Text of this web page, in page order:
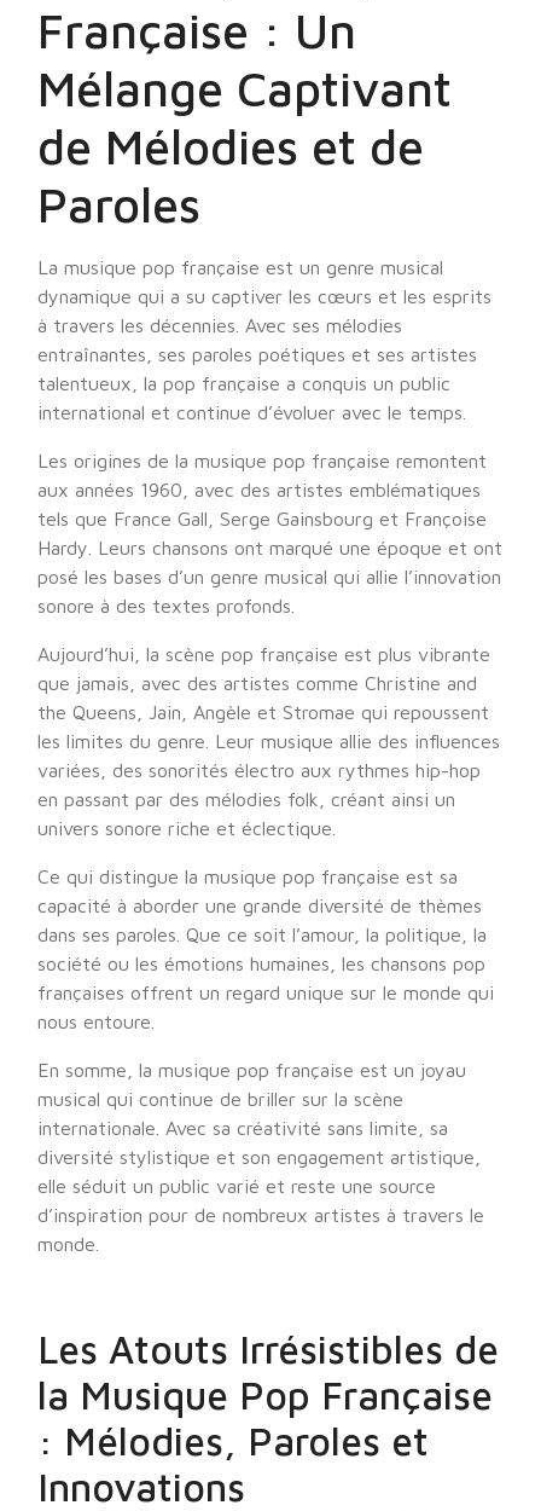
Française : Un
Mélange Captivant
de Mélodies et de
Paroles
La musique pop française est un genre musical
dynamique qui a su captiver les cœurs et les esprits
à travers les décennies. Avec ses mélodies
entraînantes, ses paroles poétiques et ses artistes
talentueux, la pop française a conquis un public
international et continue d’évoluer avec le temps.
Les origines de la musique pop française remontent
aux années 1960, avec des artistes emblématiques
tels que France Gall, Serge Gainsbourg et Françoise
Hardy. Leurs chansons ont marqué une époque et ont
posé les bases d’un genre musical qui allie l’innovation
sonore à des textes profonds.
Aujourd’hui, la scène pop française est plus vibrante
que jamais, avec des artistes comme Christine and
the Queens, Jain, Angèle et Stromae qui repoussent
les limites du genre. Leur musique allie des influences
variées, des sonorités électro aux rythmes hip-hop
en passant par des mélodies folk, créant ainsi un
univers sonore riche et éclectique.
Ce qui distingue la musique pop française est sa
capacité à aborder une grande diversité de thèmes
dans ses paroles. Que ce soit l’amour, la politique, la
société ou les émotions humaines, les chansons pop
françaises offrent un regard unique sur le monde qui
nous entoure.
En somme, la musique pop française est un joyau
musical qui continue de briller sur la scène
internationale. Avec sa créativité sans limite, sa
diversité stylistique et son engagement artistique,
elle séduit un public varié et reste une source
d’inspiration pour de nombreux artistes à travers le
monde.
Les Atouts Irrésistibles de
la Musique Pop Française
: Mélodies, Paroles et
Innovations